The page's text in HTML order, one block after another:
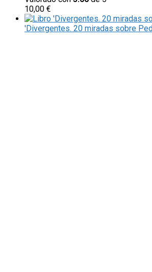
10,00 €
'Divergentes. 20 miradas sobre